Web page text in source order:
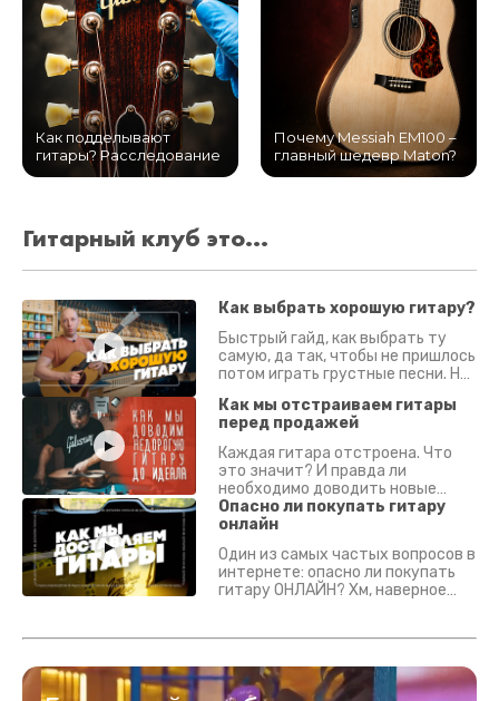
Как подделывают
гитары? Расследование
Почему Messiah EM100 –
главный шедевр Maton?
Гитарный клуб это...
Как выбрать хорошую гитару?
Быстрый гайд, как выбрать ту
самую, да так, чтобы не пришлось
потом играть грустные песни. На
Как мы отстраиваем гитары
перед продажей
Каждая гитара отстроена. Что
это значит? И правда ли
необходимо доводить новые
гитары? Если кратко - да.
Подробно - в видео :)
Опасно ли покупать гитару
онлайн
Один из самых частых вопросов в
интернете: опасно ли покупать
гитару ОНЛАЙН? Хм, наверное
застрахован. Случись что -